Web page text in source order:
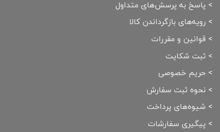
> پاسخ به پرسش‌های متداول
> رویه‌های بازگرداندن کالا
> قوانین و مقررات
> ثبت شکایت
> حریم خصوصی
> نحوه ثبت سفارش
> شیوه‌های پرداخت
> پیگیری سفارشات